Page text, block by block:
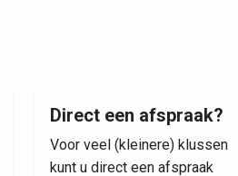
Direct een afspraak?
Voor veel (kleinere) klussen
kunt u direct een afspraak